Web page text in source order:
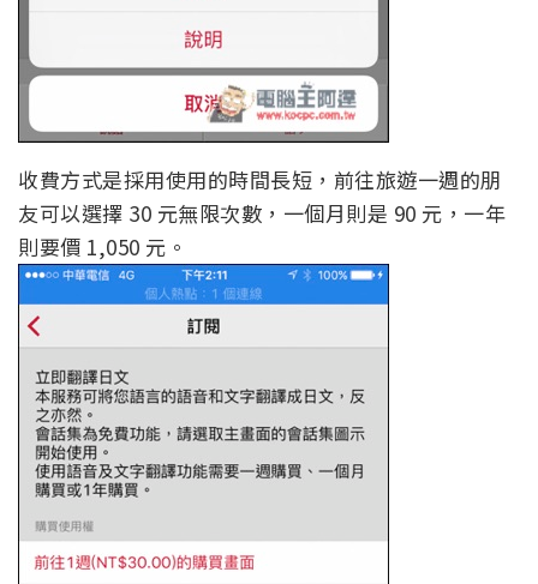
收費方式是採用使用的時間長短，前往旅遊一週的朋
友可以選擇 30 元無限次數，一個月則是 90 元，一年
則要價 1,050 元。